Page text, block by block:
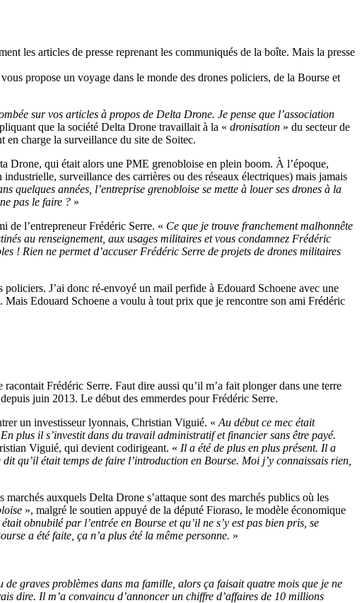
les articles de presse reprenant les communiqués de la boîte. Mais la presse
vous propose un voyage dans le monde des drones policiers, de la Bourse et
sur vos articles à propos de Delta Drone. Je pense que l’association
que la société Delta Drone travaillait à la « dronisation » du secteur de
en charge la surveillance du site de Soitec.
Drone, qui était alors une PME grenobloise en plein boom. À l’époque,
surveillance des carrières ou des réseaux électriques) mais jamais
quelques années, l’entreprise grenobloise se mette à louer ses drones à la
pas le faire ? »
de l’entrepreneur Frédéric Serre. « Ce que je trouve franchement malhonnête
au renseignement, aux usages militaires et vous condamnez Frédéric
! Rien ne permet d’accuser Frédéric Serre de projets de drones militaires
J’ai donc ré-envoyé un mail perfide à Edouard Schoene avec une
Mais Edouard Schoene a voulu à tout prix que je rencontre son ami Frédéric
racontait Frédéric Serre. Faut dire aussi qu’il m’a fait plonger dans une terre
juin 2013. Le début des emmerdes pour Frédéric Serre.
un investisseur lyonnais, Christian Viguié. « Au début ce mec était
plus il s’investit dans du travail administratif et financier sans être payé.
Viguié, qui devient codirigeant. « Il a été de plus en plus présent. Il a
qu’il était temps de faire l’introduction en Bourse. Moi j’y connaissais rien,
auxquels Delta Drone s’attaque sont des marchés publics où les
», malgré le soutien appuyé de la député Fioraso, le modèle économique
obnubilé par l’entrée en Bourse et qu’il ne s’y est pas bien pris, se
a été faite, ça n’a plus été la même personne. »
de graves problèmes dans ma famille, alors ça faisait quatre mois que je ne
dire. Il m’a convaincu d’annoncer un chiffre d’affaires de 10 millions